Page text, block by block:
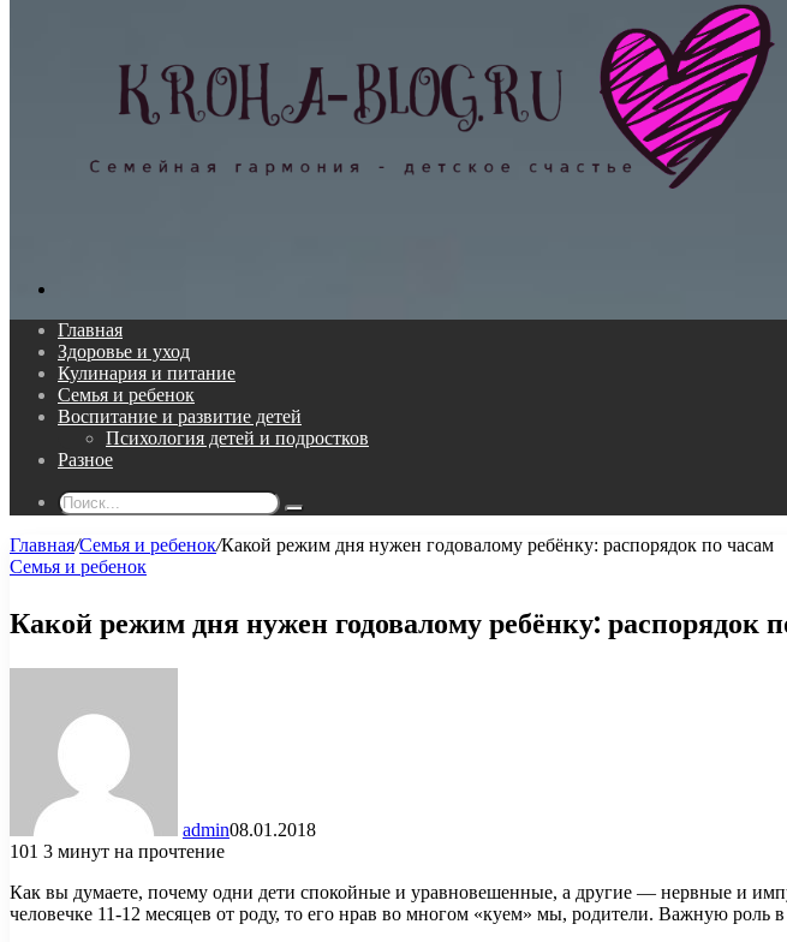
Главная
Здоровье и уход
Кулинария и питание
Семья и ребенок
Воспитание и развитие детей
Психология детей и подростков
Разное
Поиск...
Главная/Семья и ребенок/Какой режим дня нужен годовалому ребёнку: распорядок по часам
Семья и ребенок
Какой режим дня нужен годовалому ребёнку: распорядок
admin08.01.2018
101 3 минут на прочтение
Как вы думаете, почему одни дети спокойные и уравновешенные, а другие — нервные и
человечке 11-12 месяцев от роду, то его нрав во многом «куем» мы, родители. Важную роль в